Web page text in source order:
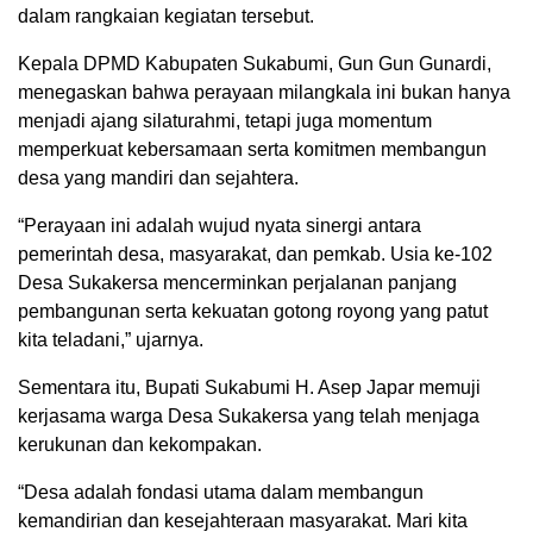
dalam rangkaian kegiatan tersebut.
Kepala DPMD Kabupaten Sukabumi, Gun Gun Gunardi,
menegaskan bahwa perayaan milangkala ini bukan hanya
menjadi ajang silaturahmi, tetapi juga momentum
memperkuat kebersamaan serta komitmen membangun
desa yang mandiri dan sejahtera.
“Perayaan ini adalah wujud nyata sinergi antara
pemerintah desa, masyarakat, dan pemkab. Usia ke-102
Desa Sukakersa mencerminkan perjalanan panjang
pembangunan serta kekuatan gotong royong yang patut
kita teladani,” ujarnya.
Sementara itu, Bupati Sukabumi H. Asep Japar memuji
kerjasama warga Desa Sukakersa yang telah menjaga
kerukunan dan kekompakan.
“Desa adalah fondasi utama dalam membangun
kemandirian dan kesejahteraan masyarakat. Mari kita